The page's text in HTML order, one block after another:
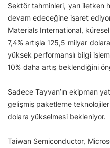
Sektör tahminleri, yarı iletken
devam edeceğine işaret
Materials International, küresel
7,4% artışla 125,5 milyar
yüksek performanslı bilgi
10% daha artış beklendiğini
Sadece Tayvan’ın ekipman
gelişmiş paketleme
dolara yükselmesi bekleniyor.
Taiwan Semiconductor,